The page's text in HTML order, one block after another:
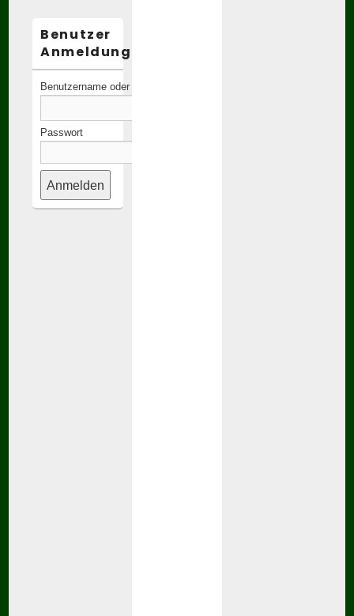
Benutzer
Anmeldung:
Benutzername oder E-Mail-Adresse
Passwort